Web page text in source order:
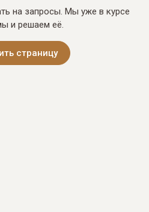
на запросы. Мы уже в курсе
и решаем её.
страницу